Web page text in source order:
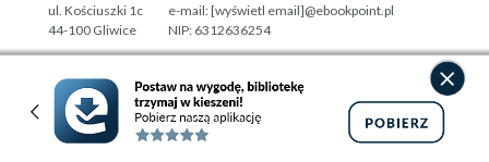
Designed with ♥ byTonik.pl
ul. Kościuszki 1c
44-100 Gliwice
e-mail:[wyświetl email]@ebookpoint.pl
NIP: 6312636254
Regon: 241989027
Pełna wersja strony »